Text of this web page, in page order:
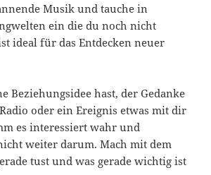
Musik und tauche in
ein die du noch nicht
ideal für das Entdecken neuer
Beziehungsidee hast, der Gedanke
oder ein Ereignis etwas mit dir
es interessiert wahr und
weiter darum. Mach mit dem
tust und was gerade wichtig ist